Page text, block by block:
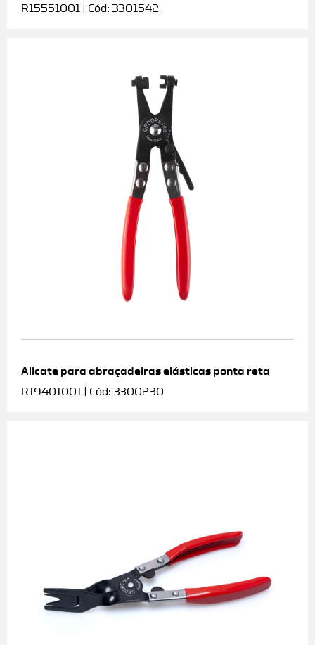
R15551001 | Cód: 3301542
Alicate para abraçadeiras elásticas ponta reta
R19401001 | Cód: 3300230